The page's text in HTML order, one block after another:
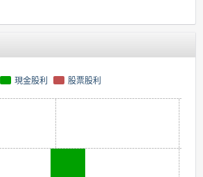
現金股利 股票股利